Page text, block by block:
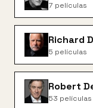
7 películas
Richard
5 películas
Robert
53 películas